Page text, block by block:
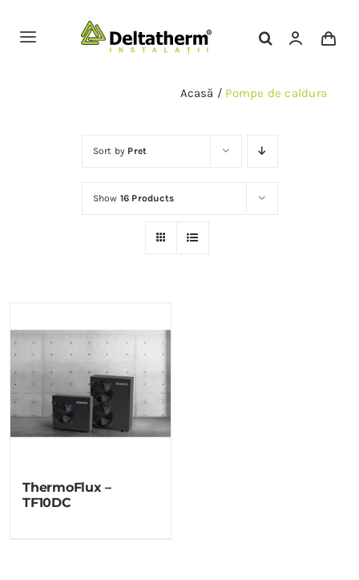
Toggle
Acasă / Pompe de caldura
Sort by Pret
Show 16 Products
ThermoFlux –
TF10DC